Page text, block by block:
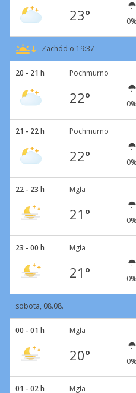
23° 0%
Zachód o 19:37
20 - 21 h Pochmurno
22° 0%
21 - 22 h Pochmurno
22° 0%
22 - 23 h Mgła
21° 0%
23 - 00 h Mgła
21° 0%
sobota, 08.08.
00 - 01 h Mgła
20° 0%
01 - 02 h Mgła